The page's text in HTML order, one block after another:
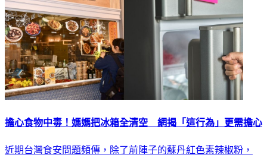
「寶林茶室」中毒事件也使得不少民眾人心惶惶。日前就有網